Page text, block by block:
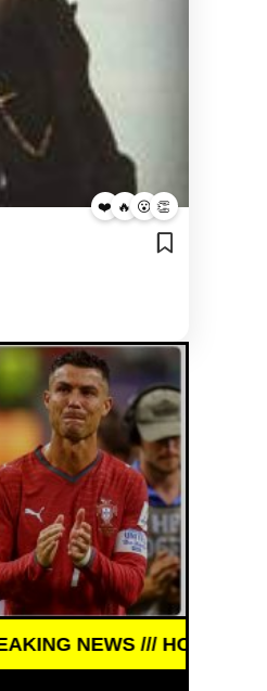
❤️ 🔥 😮 👏
/// НОВОСТИ (СМИ)